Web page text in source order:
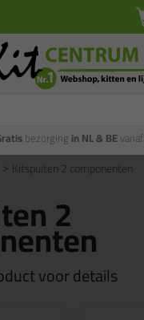
bezorging in NL & BEvanaf
Kitspuiten 2 componenten
2
voor details